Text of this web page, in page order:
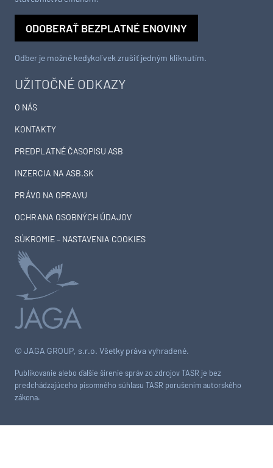
© JAGA GROUP, s.r.o. Všetky práva vyhradené.
Publikovanie alebo ďalšie šírenie správ zo zdrojov TASR je bez
predchádzajúceho písomného súhlasu TASR porušením autorského
zákona.
UŽITOČNÉ ODKAZY
O NÁS
KONTAKTY
PREDPLATNÉ ČASOPISU ASB
INZERCIA NA ASB.SK
PRÁVO NA OPRAVU
OCHRANA OSOBNÝCH ÚDAJOV
SÚKROMIE – NASTAVENIA COOKIES
ODOBERAŤ BEZPLATNÉ ENOVINY
Odber je možné kedykoľvek zrušiť jedným kliknutím.